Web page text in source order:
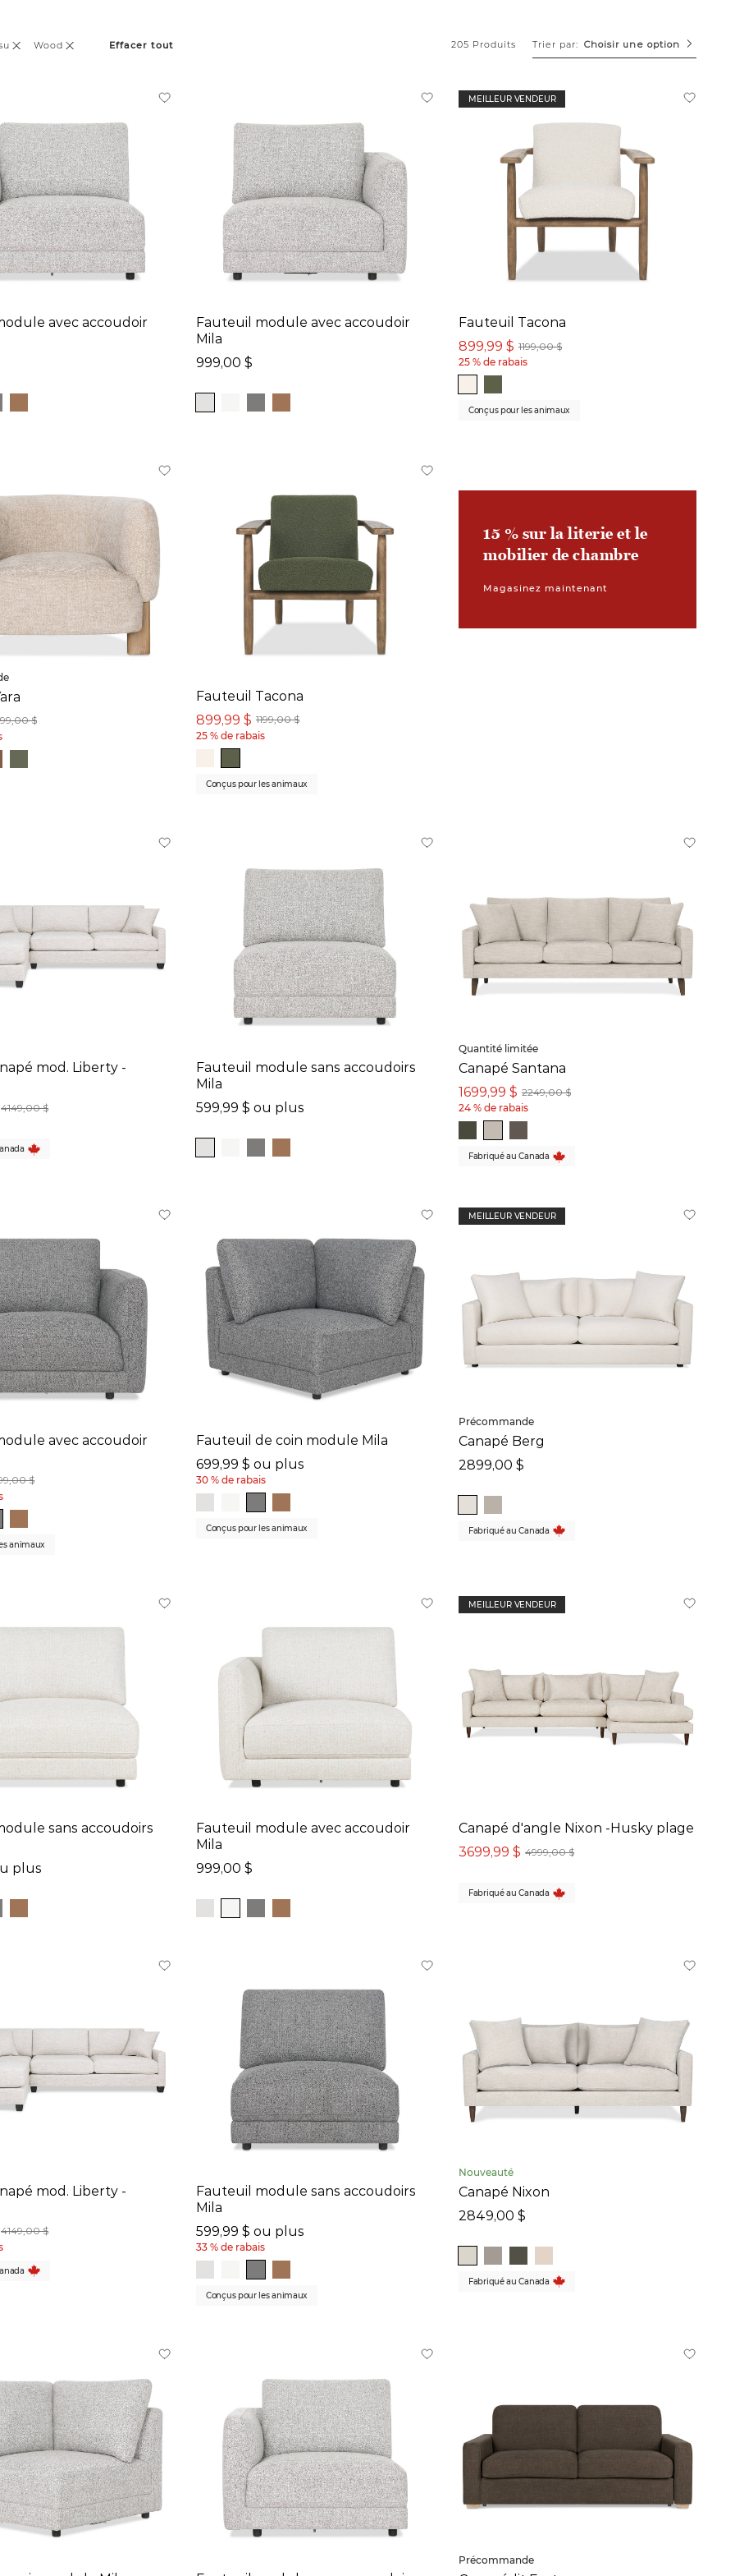
Wood Effacer tout 205 Produits Choisir une option
Trier par:
avec accoudoir
Fauteuil module avec accoudoir
Mila
999,00 $
MEILLEUR VENDEUR
Fauteuil Tacona
1199,00 $
899,99 $
25 % de rabais
Conçus pour les animaux
$
Fauteuil Tacona
1199,00 $
899,99 $
25 % de rabais
Conçus pour les animaux
15 % sur la literie et le
mobilier de chambre
Magasinez maintenant
mod. Liberty -
4149,00 $
Fauteuil module sans accoudoirs
Mila
599,99 $ ou plus
Quantité limitée
Canapé Santana
2249,00 $
1699,99 $
24 % de rabais
Fabriqué au Canada
avec accoudoir
$
animaux
Fauteuil de coin module Mila
699,99 $ ou plus
30 % de rabais
Conçus pour les animaux
MEILLEUR VENDEUR
Précommande
Canapé Berg
2899,00 $
Fabriqué au Canada
sans accoudoirs
plus
Fauteuil module avec accoudoir
Mila
999,00 $
MEILLEUR VENDEUR
Canapé d'angle Nixon -Husky plage
4999,00 $
3699,99 $
Fabriqué au Canada
mod. Liberty -
4149,00 $
Fauteuil module sans accoudoirs
Mila
599,99 $ ou plus
33 % de rabais
Conçus pour les animaux
Nouveauté
Canapé Nixon
2849,00 $
Fabriqué au Canada
Précommande